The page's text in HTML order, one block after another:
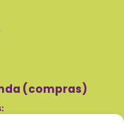
(compras)
: